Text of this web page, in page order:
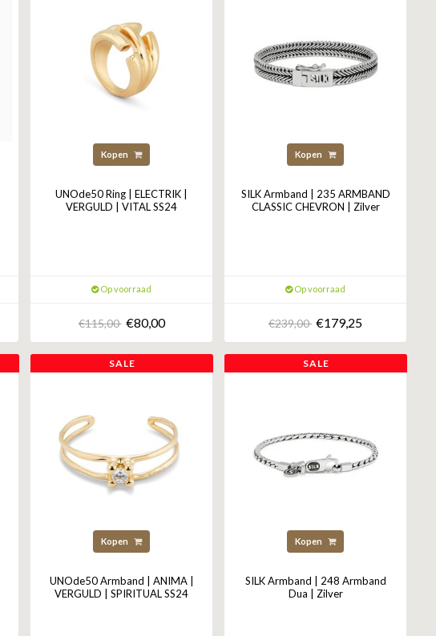
Kopen
UNOde50 Ring | ELECTRIK |
VERGULD | VITAL SS24
Op voorraad
€115,00 €80,00
Kopen
SILK Armband | 235 ARMBAND
CLASSIC CHEVRON | Zilver
Op voorraad
€239,00 €179,25
SALE
Kopen
UNOde50 Armband | ANIMA |
VERGULD | SPIRITUAL SS24
SALE
Kopen
SILK Armband | 248 Armband
Dua | Zilver